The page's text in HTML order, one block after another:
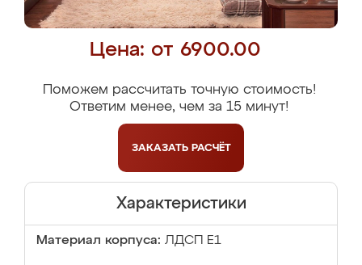
Цена: от 6900.00
Поможем рассчитать точную стоимость!
Ответим менее, чем за 15 минут!
ЗАКАЗАТЬ РАСЧЁТ
Характеристики
Материал корпуса: ЛДСП Е1